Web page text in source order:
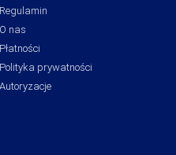
Regulamin
O nas
Płatności
Polityka prywatności
Autoryzacje